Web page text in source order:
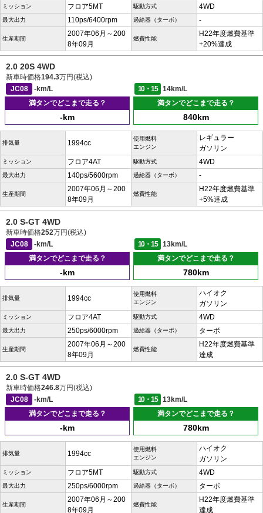
ミッション フロア5MT 駆動方式 4WD
最大出力 110ps/6400rpm 過給器（ターボ） -
生産期間
2007年06月～200
8年09月
燃費性能
H22年度燃費基準
+20%達成
2.0 20S 4WD
新車時価格194.3万円(税込)
JC08
-km/L 10・15
14km/L
満タンでどこまで走る？
-km
満タンでどこまで走る？
840km
排気量 1994cc
使用燃料
エンジン
レギュラー
ガソリン
ミッション フロア4AT 駆動方式 4WD
最大出力 140ps/5600rpm 過給器（ターボ） -
生産期間
2007年06月～200
8年09月
燃費性能
H22年度燃費基準
+5%達成
2.0 S-GT 4WD
新車時価格252万円(税込)
JC08
-km/L 10・15
13km/L
満タンでどこまで走る？
-km
満タンでどこまで走る？
780km
排気量 1994cc
使用燃料
エンジン
ハイオク
ガソリン
ミッション フロア4AT 駆動方式 4WD
最大出力 250ps/6000rpm 過給器（ターボ） ターボ
生産期間
2007年06月～200
8年09月
燃費性能
H22年度燃費基準
達成
2.0 S-GT 4WD
新車時価格246.8万円(税込)
JC08
-km/L 10・15
13km/L
満タンでどこまで走る？
-km
満タンでどこまで走る？
780km
排気量 1994cc
使用燃料
エンジン
ハイオク
ガソリン
ミッション フロア5MT 駆動方式 4WD
最大出力 250ps/6000rpm 過給器（ターボ） ターボ
生産期間
2007年06月～200
8年09月
燃費性能
H22年度燃費基準
達成